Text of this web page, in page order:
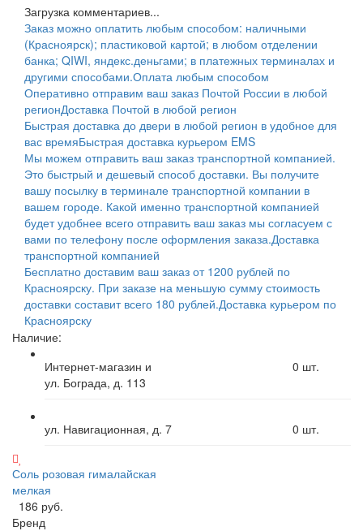
Загрузка комментариев...
Заказ можно оплатить любым способом: наличными
(Красноярск); пластиковой картой; в любом отделении
банка; QIWI, яндекс.деньгами; в платежных терминалах и
другими способами.Оплата любым способом
Оперативно отправим ваш заказ Почтой России в любой
регионДоставка Почтой в любой регион
Быстрая доставка до двери в любой регион в удобное для
вас времяБыстрая доставка курьером EMS
Мы можем отправить ваш заказ транспортной компанией.
Это быстрый и дешевый способ доставки. Вы получите
вашу посылку в терминале транспортной компании в
вашем городе. Какой именно транспортной компанией
будет удобнее всего отправить ваш заказ мы согласуем с
вами по телефону после оформления заказа.Доставка
транспортной компанией
Бесплатно доставим ваш заказ от 1200 рублей по
Красноярску. При заказе на меньшую сумму стоимость
доставки составит всего 180 рублей.Доставка курьером по
Красноярску
Наличие:
Интернет-магазин и
ул. Бограда, д. 113
0 шт.
ул. Навигационная, д. 7 0 шт.
Соль розовая гималайская
мелкая
186 руб.
Бренд